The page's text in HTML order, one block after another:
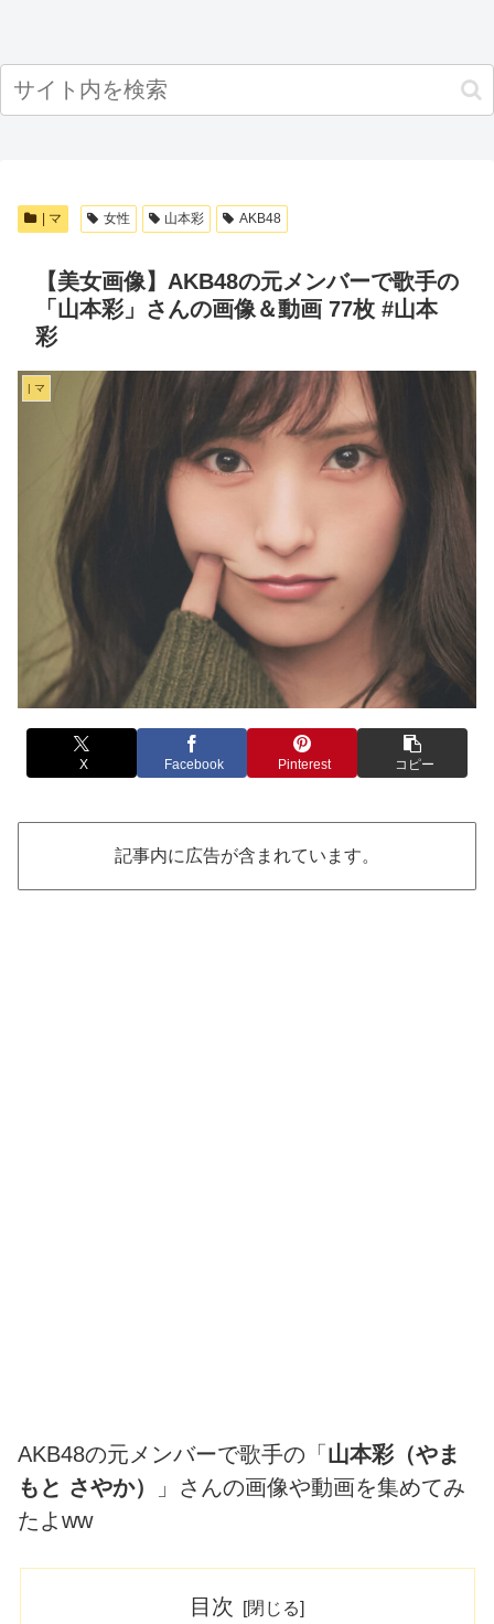
| マ 女性 山本彩 AKB48
【美女画像】AKB48の元メンバーで歌手の
「山本彩」さんの画像＆動画 77枚 #山本
彩
| マ
X Facebook Pinterest コピー
記事内に広告が含まれています。
AKB48の元メンバーで歌手の「山本彩（やま
もと さやか）
」さんの画像や動画を集めてみ
たよww
目次